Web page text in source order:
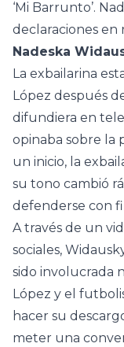
‘Mi Barrunto’.
declaraciones en
Nadeska
La exbailarina
López después
difundiera en
opinaba sobre la
un inicio, la
su tono cambió
defenderse con
A través de un
sociales,
sido involucrada
López y el
hacer su
meter una